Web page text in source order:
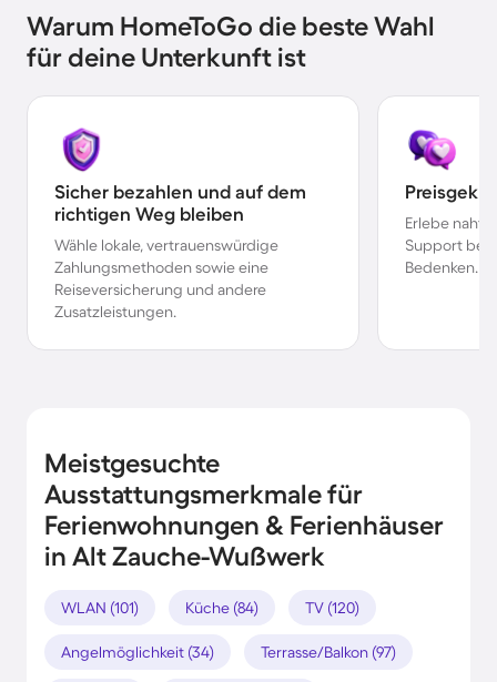
Warum HomeToGo die beste Wahl
für deine Unterkunft ist
Sicher bezahlen und auf dem
richtigen Weg bleiben
Wähle lokale, vertrauenswürdige
Zahlungsmethoden sowie eine
Reiseversicherung und andere
Zusatzleistungen.
Erlebe
Support bei
Bedenken.
Meistgesuchte
Ausstattungsmerkmale für
Ferienwohnungen & Ferienhäuser
in Alt Zauche-Wußwerk
WLAN (101) Küche (84) TV (120)
Angelmöglichkeit (34) Terrasse/Balkon (97)